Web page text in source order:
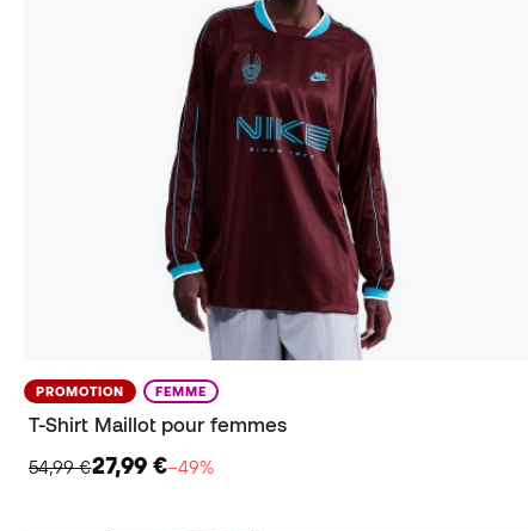
PROMOTION FEMME
T-Shirt Maillot pour femmes
54,99 €27,99 €−49%